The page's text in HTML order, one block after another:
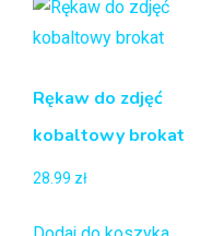
Rękaw do zdjęć
kobaltowy brokat
28.99 zł